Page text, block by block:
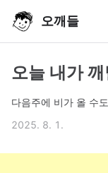
오깨들
오늘 내가
다음주에 비가 올 수
2025. 8. 1.